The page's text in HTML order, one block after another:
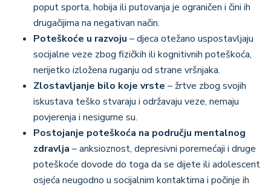
poput sporta, hobija ili putovanja je ograničen i čini ih
drugačijima na negativan način.
Poteškoće u razvoju – djeca otežano uspostavljaju
socijalne veze zbog fizičkih ili kognitivnih poteškoća,
nerijetko izložena ruganju od strane vršnjaka.
Zlostavljanje bilo koje vrste – žrtve zbog svojih
iskustava teško stvaraju i održavaju veze, nemaju
povjerenja i nesigurne su.
Postojanje poteškoća na području mentalnog
zdravlja – anksioznost, depresivni poremećaji i druge
poteškoće dovode do toga da se dijete ili adolescent
osjeća neugodno u socijalnim kontaktima i počinje ih